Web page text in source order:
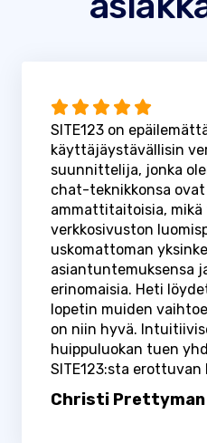
SITE123 on
käyttäjäystävällisin
suunnittelija, jonka
chat-teknikkonsa ovat
ammattitaitoisia,
verkkosivuston
uskomattoman
asiantuntemuksensa
erinomaisia. Heti
lopetin muiden
on niin hyvä.
huippuluokan tuen
SITE123:sta erottuvan
Christi Prettyman